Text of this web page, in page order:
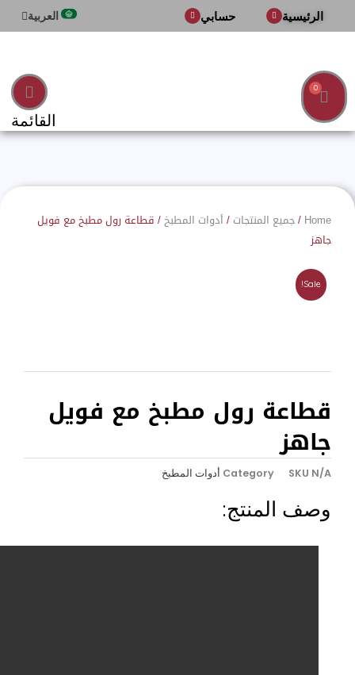
حسابي العربية
English
القائمة
جميع المنتجات /أدوات المطبخ/ قطاعة رول مطبخ مع فويل
رول مطبخ مع فويل
SKU
Category أدوات المطبخ
المنتج: